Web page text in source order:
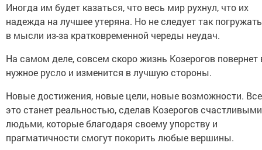
Иногда им будет казаться, что весь мир рухнул, что их
надежда на лучшее утеряна. Но не следует так
в мысли из-за кратковременной череды неудач.
На самом деле, совсем скоро жизнь Козерогов повернет
нужное русло и изменится в лучшую стороны.
Новые достижения, новые цели, новые возможности. Все
это станет реальностью, сделав Козерогов счастливыми
людьми, которые благодаря своему упорству и
прагматичности смогут покорить любые вершины.